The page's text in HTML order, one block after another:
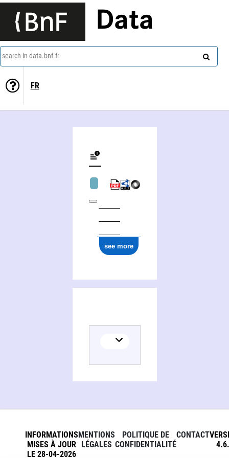
Data
search in data.bnf.fr
FR
see more
INFORMATIONS
MISES À JOUR
LE 28-04-2026
MENTIONS
LÉGALES
POLITIQUE DE
CONFIDENTIALITÉ
CONTACT